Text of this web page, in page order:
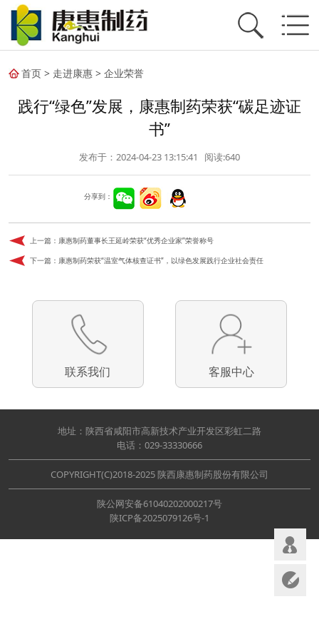
首页 > 走进康惠 > 企业荣誉
践行“绿色”发展，康惠制药荣获“碳足迹证
书”
发布于：2024-04-23 13:15:41 阅读:640
分享到：
上一篇： 康惠制药董事长王延岭荣获“优秀企业家”荣誉称号
下一篇： 康惠制药荣获“温室气体核查证书”，以绿色发展践行企业社会责任
联系我们 客服中心
地址：陕西省咸阳市高新技术产业开发区彩虹二路
电话：029-33330666
COPYRIGHT(C)2018-2025 陕西康惠制药股份有限公司
陕公网安备61040202000217号
陕ICP备2025079126号-1